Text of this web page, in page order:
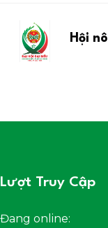
Hội
Lượt Truy Cập
Đang online: